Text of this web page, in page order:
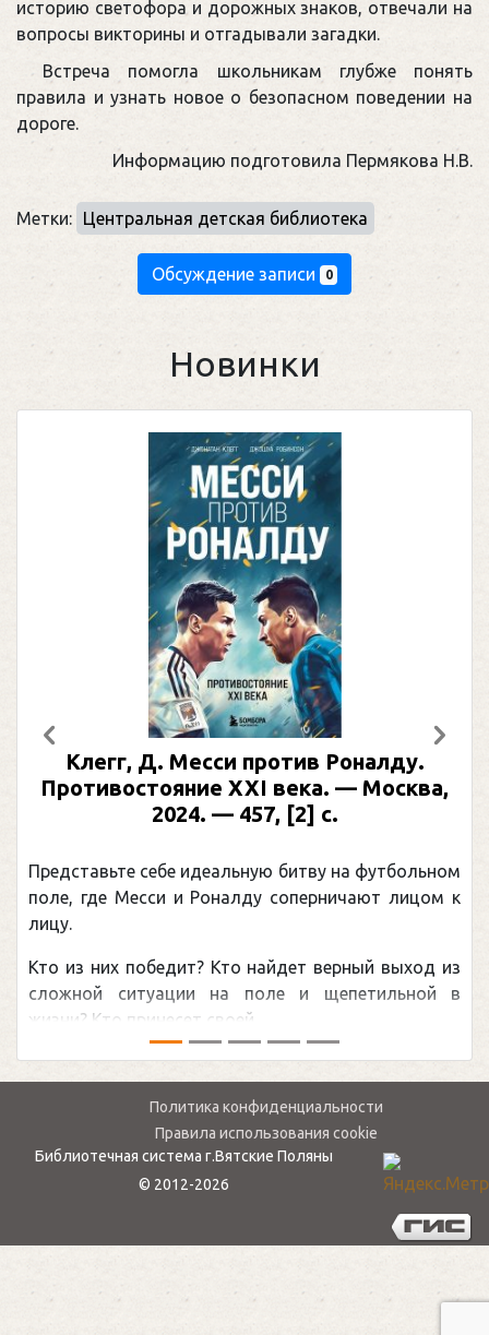
историю светофора и дорожных знаков, отвечали на
вопросы викторины и отгадывали загадки.
Встреча помогла школьникам глубже понять
правила и узнать новое о безопасном поведении на
дороге.
Информацию подготовила Пермякова Н.В.
Метки: Центральная детская библиотека
Обсуждение записи 0
Новинки
Клегг, Д. Месси против Роналду.
Противостояние XXI века. — Москва,
2024. — 457, [2] с.
Представьте себе идеальную битву на футбольном
поле, где Месси и Роналду соперничают лицом к
лицу.
Кто из них победит? Кто найдет верный выход из
сложной ситуации на поле и щепетильной в
жизни? Кто принесет своей ...
Предыдущий
Политика конфиденциальности
Правила использования cookie
Библиотечная система г.Вятские Поляны
© 2012-2026